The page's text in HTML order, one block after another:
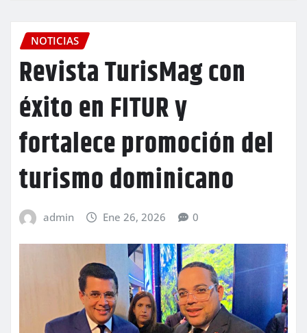
NOTICIAS
Revista TurisMag con
éxito en FITUR y
fortalece promoción del
turismo dominicano
admin Ene 26, 2026 0